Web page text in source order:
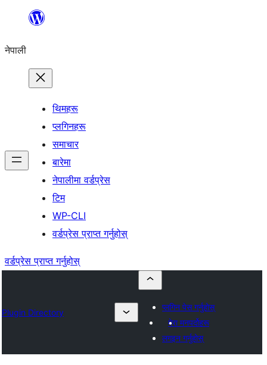
सामग्रीमा
नेपाली
थिमहरू
प्लगिनहरू
समाचार
बारेमा
नेपालीमा वर्डप्रेस
टिम
WP-CLI
वर्डप्रेस प्राप्त गर्नुहोस्
वर्डप्रेस प्राप्त गर्नुहोस्
Plugin Directory
प्लगिन पेस गर्नुहोस्
मेरा मनपर्दोहरू
लगइन गर्नुहोस्